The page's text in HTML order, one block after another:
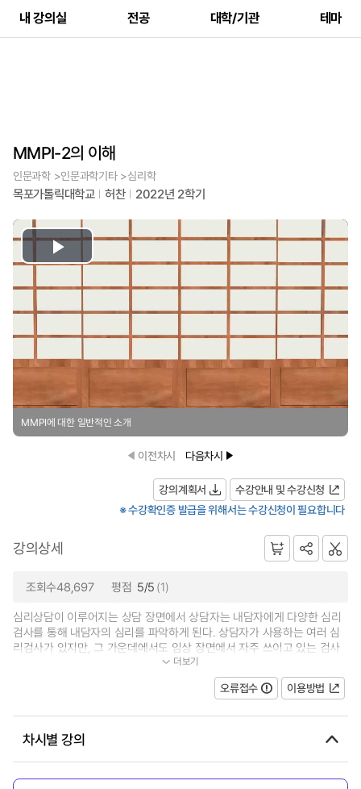
내 강의실 전공 대학/기관 테마
MMPI-2의 이해
인문과학 >인문과학기타 >심리학
목포가톨릭대학교 허찬 2022년 2학기
Play
MMPI에 대한 일반적인 소개
이전차시 다음차시
강의계획서
수강안내 및 수강신청
※ 수강확인증 발급을 위해서는 수강신청이 필요합니다
강의상세
조회수48,697 평점 5/5 (1)
심리상담이 이루어지는 상담 장면에서 상담자는 내담자에게 다양한 심리
검사를 통해 내담자의 심리를 파악하게 된다. 상담자가 사용하는 여러 심
리검사가 있지만, 그 가운데에서도 임상 장면에서 자주 쓰이고 있는 검사
는 MMPI-2이다. MMPI는 오랜 역사와...
더보기
오류접수 이용방법
차시별 강의